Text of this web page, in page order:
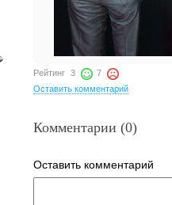
Рейтинг 3
7
Оставить комментарий
Комментарии (0)
Оставить комментарий